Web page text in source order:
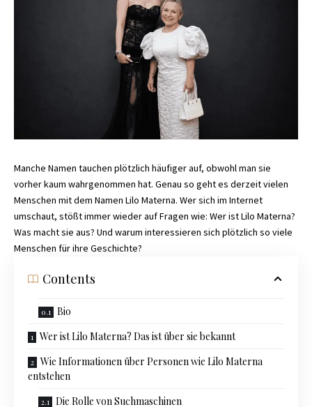
Manche Namen tauchen plötzlich häufiger auf, obwohl man sie
vorher kaum wahrgenommen hat. Genau so geht es derzeit vielen
Menschen mit dem Namen Lilo Materna. Wer sich im Internet
umschaut, stößt immer wieder auf Fragen wie: Wer ist Lilo Materna?
Was macht sie aus? Und warum interessieren sich plötzlich so viele
Menschen für ihre Geschichte?
Contents
Bio
Wer ist Lilo Materna? Das ist über sie bekannt
Wie Informationen über Personen wie Lilo Materna
entstehen
Die Rolle von Suchmaschinen